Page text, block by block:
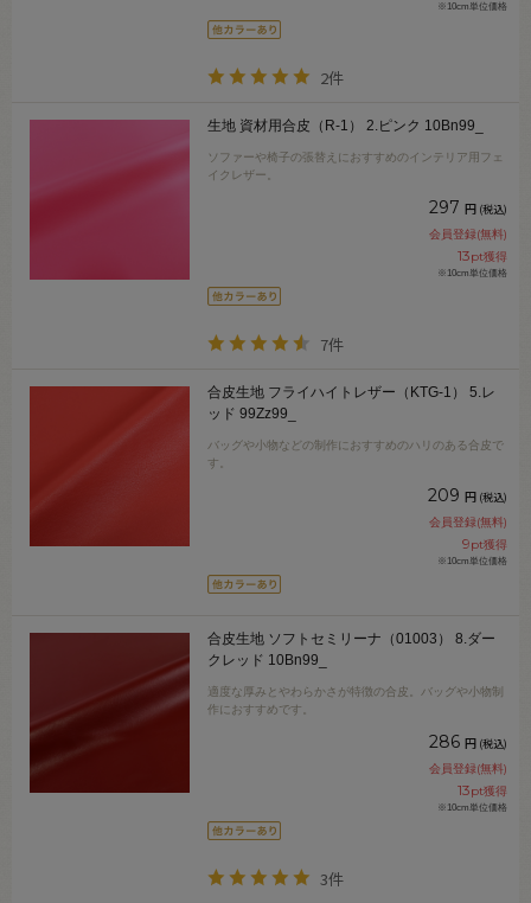
※10cm単位価格
2件
生地 資材用合皮（R-1） 2.ピンク 10Bn99_
ソファーや椅子の張替えにおすすめのインテリア用フェ
イクレザー。
297 円 (税込)
会員登録(無料)
13pt獲得
※10cm単位価格
7件
合皮生地 フライハイトレザー（KTG-1） 5.レ
ッド 99Zz99_
バッグや小物などの制作におすすめのハリのある合皮で
す。
209 円 (税込)
会員登録(無料)
9pt獲得
※10cm単位価格
合皮生地 ソフトセミリーナ（01003） 8.ダー
クレッド 10Bn99_
適度な厚みとやわらかさが特徴の合皮。バッグや小物制
作におすすめです。
286 円 (税込)
会員登録(無料)
13pt獲得
※10cm単位価格
3件